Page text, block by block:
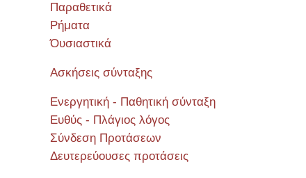
Παραθετικά
Ρήματα
Όυσιαστικά
Ασκήσεις σύνταξης
Ενεργητική - Παθητική σύνταξη
Ευθύς - Πλάγιος λόγος
Σύνδεση Προτάσεων
Δευτερεύουσες προτάσεις